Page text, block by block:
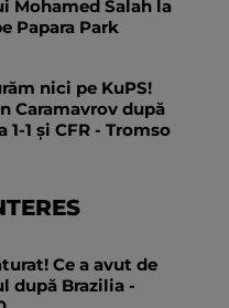
Mohamed Salah la
Papara Park
nici pe KuPS!
Caramavrov după
1-1 și CFR - Tromso
Ce a avut de
după Brazilia -